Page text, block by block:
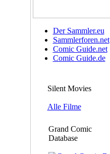
Der Sammler.eu
Sammlerforen.net
Comic Guide.net
Comic Guide.de
Silent Movies
Alle Filme
Grand Comic
Database